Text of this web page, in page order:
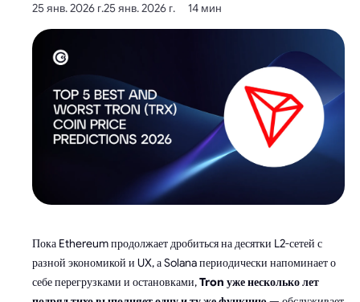
25 янв. 2026 г.25 янв. 2026 г. 14 мин
Пока Ethereum продолжает дробиться на десятки L2-сетей с
разной экономикой и UX, а Solana периодически напоминает о
себе перегрузками и остановками,Tron уже несколько лет